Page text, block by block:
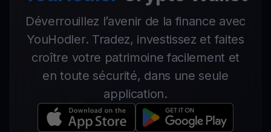
Déverrouillez l’avenir de la finance avec
YouHodler. Tradez, investissez et faites
croître votre patrimoine facilement et
en toute sécurité, dans une seule
application.